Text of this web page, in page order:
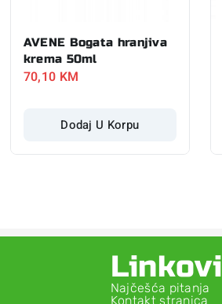
AVENE Bogata hranjiva
krema 50ml
70,10 KM
Dodaj U Korpu
Linkovi
Najčešća pitanja
Kontakt stranica